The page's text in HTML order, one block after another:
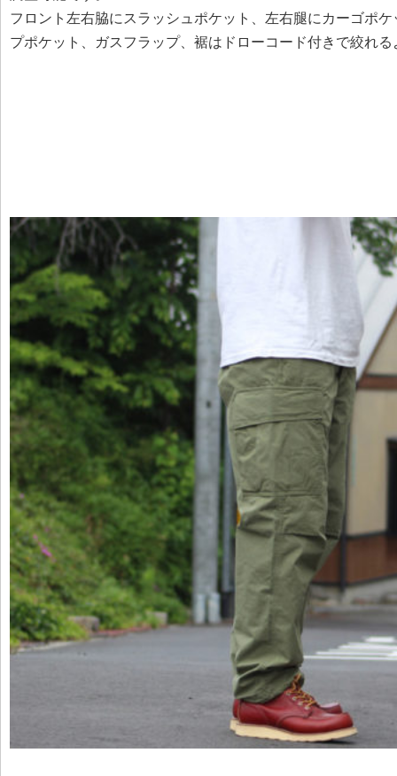
フロント左右脇にスラッシュポケット、左右腿にカーゴポ
プポケット、ガスフラップ、裾はドローコード付きで絞れ